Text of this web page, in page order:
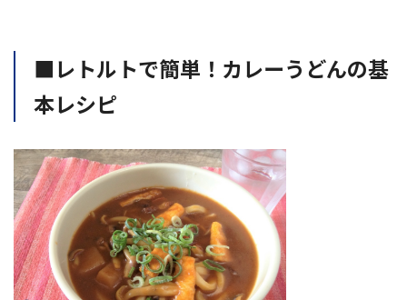
■レトルトで簡単！カレーうどんの基
本レシピ